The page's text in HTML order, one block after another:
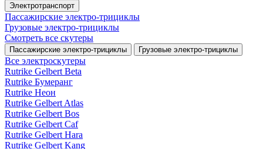
Электротранспорт
Пассажирские электро‑трициклы
Грузовые электро‑трициклы
Смотреть все скутеры
Пассажирские электро‑трициклы Грузовые электро‑трициклы
Все электро­скутеры
Rutrike Gelbert Beta
Rutrike Бумеранг
Rutrike Неон
Rutrike Gelbert Atlas
Rutrike Gelbert Bos
Rutrike Gelbert Caf
Rutrike Gelbert Hara
Rutrike Gelbert Kang